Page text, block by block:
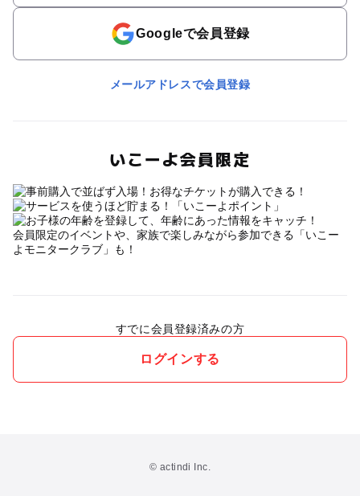
Googleで会員登録
メールアドレスで会員登録
いこーよ会員限定
会員限定のイベントや、家族で楽しみながら参加できる「いこー
よモニタークラブ」も！
すでに会員登録済みの方
ログインする
© actindi Inc.